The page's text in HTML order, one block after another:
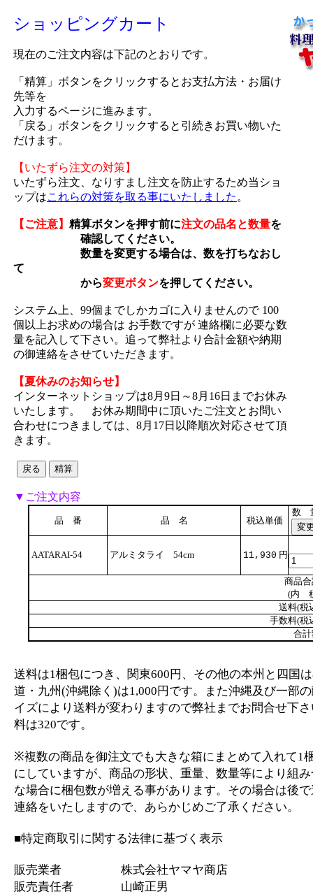
ショッピングカート
現在のご注文内容は下記のとおりです。
「精算」ボタンをクリックするとお支払方法・お届け
先等を
入力するページに進みます。
「戻る」ボタンをクリックすると引続きお買い物いた
だけます。
【いたずら注文の対策】
いたずら注文、なりすまし注文を防止するため当ショ
ップはこれらの対策を取る事にいたしました 。
【ご注意】 精算ボタンを押す前に注文の品名と数量を
確認してください。
数量を変更する場合は、数を打ちなおし
て
から変更ボタンを押してください。
システム上、99個までしかカゴに入りませんので 100
個以上お求めの場合は お手数ですが 連絡欄に必要な数
量を記入して下さい。追って弊社より合計金額や納期
の御連絡をさせていただきます。
【夏休みのお知らせ】
インターネットショップは8月9日～8月16日までお休み
いたします。 お休み期間中に頂いたご注文とお問い
合わせにつきましては、8月17日以降順次対応させて頂
きます。
▼ご注文内容
品 番 品 名 税込単価
数
AATARAI-54 アルミタライ 54cm 11,930 円
商品
(内
送料(税
手数料(税
合
送料は1梱包につき、関東600円、その他の本州と四国
道・九州(沖縄除く)は1,000円です。また沖縄及び一部
イズにより送料が変わりますので弊社までお問合せ下
料は320です。
※複数の商品を御注文でも大きな箱にまとめて入れて1
にしていますが、商品の形状、重量、数量等により組
な場合に梱包数が増える事があります。その場合は後
連絡をいたしますので、あらかじめご了承ください。
■特定商取引に関する法律に基づく表示
販売業者 株式会社ヤマヤ商店
販売責任者 山崎正男